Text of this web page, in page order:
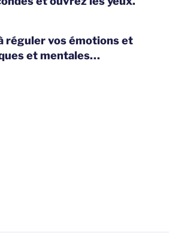
réguler vos émotions et
et mentales…